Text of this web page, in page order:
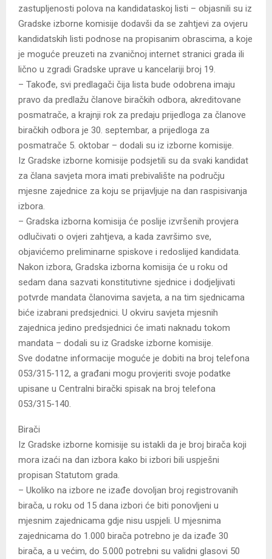
zastupljenosti polova na kandidataskoj listi – objasnili su iz
Gradske izborne komisije dodavši da se zahtjevi za ovjeru
kandidatskih listi podnose na propisanim obrascima, a koje
je moguće preuzeti na zvaničnoj internet stranici grada ili
lično u zgradi Gradske uprave u kancelariji broj 19.
– Takođe, svi predlagači čija lista bude odobrena imaju
pravo da predlažu članove biračkih odbora, akreditovane
posmatrače, a krajnji rok za predaju prijedloga za članove
biračkih odbora je 30. septembar, a prijedloga za
posmatrače 5. oktobar – dodali su iz izborne komisije.
Iz Gradske izborne komisije podsjetili su da svaki kandidat
za člana savjeta mora imati prebivalište na području
mjesne zajednice za koju se prijavljuje na dan raspisivanja
izbora.
– Gradska izborna komisija će poslije izvršenih provjera
odlučivati o ovjeri zahtjeva, a kada završimo sve,
objavićemo preliminarne spiskove i redoslijed kandidata.
Nakon izbora, Gradska izborna komisija će u roku od
sedam dana sazvati konstitutivne sjednice i dodjeljivati
potvrde mandata članovima savjeta, a na tim sjednicama
biće izabrani predsjednici. U okviru savjeta mjesnih
zajednica jedino predsjednici će imati naknadu tokom
mandata – dodali su iz Gradske izborne komisije.
Sve dodatne informacije moguće je dobiti na broj telefona
053/315-112, a građani mogu provjeriti svoje podatke
upisane u Centralni birački spisak na broj telefona
053/315-140.
Birači
Iz Gradske izborne komisije su istakli da je broj birača koji
mora izaći na dan izbora kako bi izbori bili uspješni
propisan Statutom grada.
– Ukoliko na izbore ne izađe dovoljan broj registrovanih
birača, u roku od 15 dana izbori će biti ponovljeni u
mjesnim zajednicama gdje nisu uspjeli. U mjesnima
zajednicama do 1.000 birača potrebno je da izađe 30
birača, a u većim, do 5.000 potrebni su validni glasovi 50